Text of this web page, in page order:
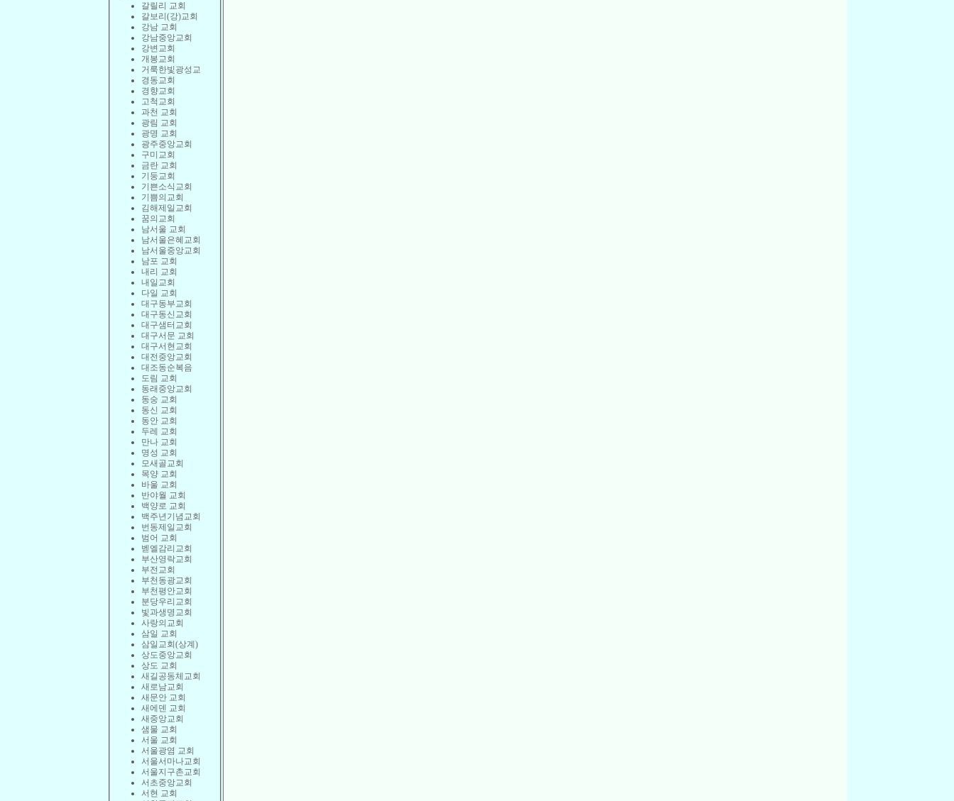
갈릴리 교회
갈보리(강)교회
강남 교회
강남중앙교회
강변교회
개봉교회
거룩한빛광성교
경동교회
경향교회
고척교회
과천 교회
광림 교회
광명 교회
광주중앙교회
구미교회
금란 교회
기둥교회
기쁜소식교회
기쁨의교회
김해제일교회
꿈의교회
남서울 교회
남서울은혜교회
남서울중앙교회
남포 교회
내리 교회
내일교회
다일 교회
대구동부교회
대구동신교회
대구샘터교회
대구서문 교회
대구서현교회
대전중앙교회
대조동순복음
도림 교회
동래중앙교회
동숭 교회
동신 교회
동안 교회
두레 교회
만나 교회
명성 교회
모새골교회
목양 교회
바울 교회
반야월 교회
백양로 교회
백주년기념교회
번동제일교회
범어 교회
벧엘감리교회
부산영락교회
부전교회
부천동광교회
부천평안교회
분당우리교회
빛과생명교회
사랑의교회
삼일 교회
삼일교회(상계)
상도중앙교회
상도 교회
새길공동체교회
새로남교회
새문안 교회
새에덴 교회
새중앙교회
샘물 교회
서울 교회
서울광염 교회
서울서마나교회
서울지구촌교회
서초중앙교회
서현 교회